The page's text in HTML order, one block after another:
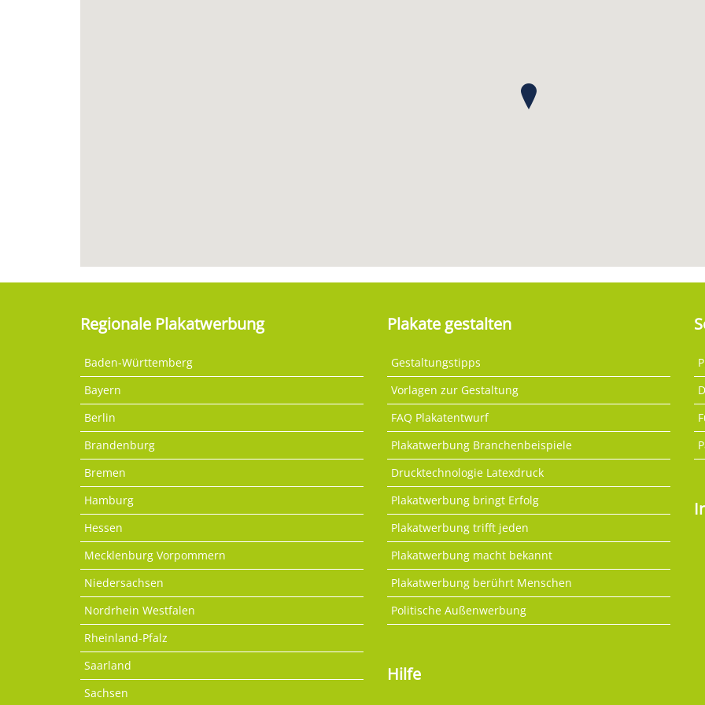
Regionale Plakatwerbung
Baden-Württemberg
Bayern
Berlin
Brandenburg
Bremen
Hamburg
Hessen
Mecklenburg Vorpommern
Niedersachsen
Nordrhein Westfalen
Rheinland-Pfalz
Saarland
Sachsen
Plakate gestalten
Gestaltungstipps
Vorlagen zur Gestaltung
FAQ Plakatentwurf
Plakatwerbung Branchenbeispiele
Drucktechnologie Latexdruck
Plakatwerbung bringt Erfolg
Plakatwerbung trifft jeden
Plakatwerbung macht bekannt
Plakatwerbung berührt Menschen
Politische Außenwerbung
Hilfe